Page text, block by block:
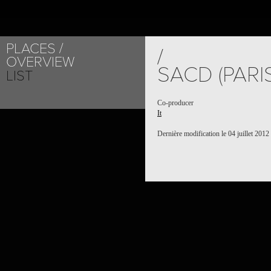
PLACES
OVERVIEW
LIST
/
SACD
Co-producer
It
Dernière modification le 04 juillet 2012